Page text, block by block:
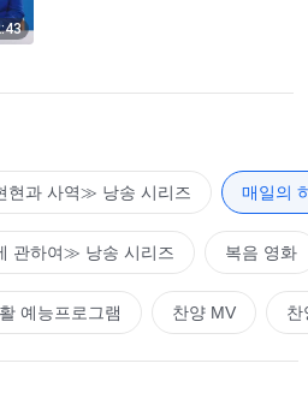
과 사역≫ 낭송 시리즈 매일의
관하여≫ 낭송 시리즈 복음 영화
예능프로그램 찬양 MV 찬